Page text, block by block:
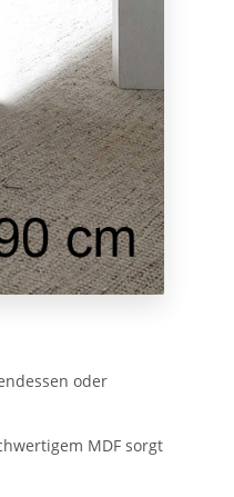
oder
MDF sorgt